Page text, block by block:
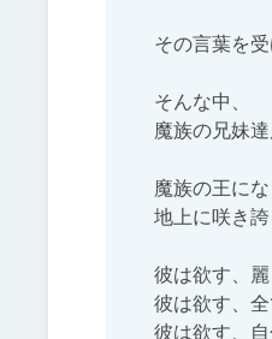
その言葉を
そんな中、
魔族の兄妹
魔族の王に
地上に咲き
彼は欲す、麗
彼は欲す、
彼は欲す、